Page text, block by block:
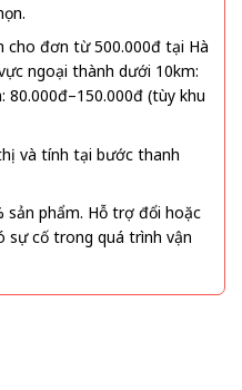
cho đơn từ 500.000đ tại Hà
ngoại thành dưới 10km:
80.000đ–150.000đ (tùy khu
và tính tại bước thanh
sản phẩm. Hỗ trợ đổi hoặc
sự cố trong quá trình vận